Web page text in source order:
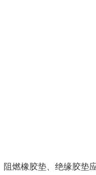
燃橡胶垫、绝缘胶垫